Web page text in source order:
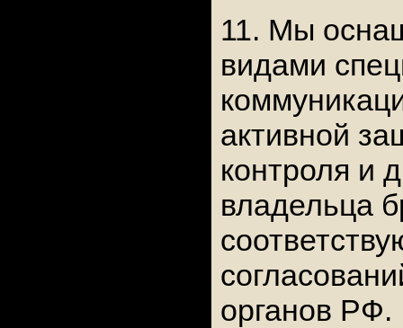
11. Мы
видами
активной
контроля и
владельца
органов РФ.